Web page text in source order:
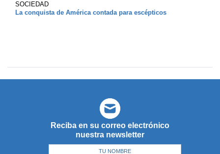
SOCIEDAD
La conquista de América contada para escépticos
Reciba en su correo electrónico
nuestra newsletter